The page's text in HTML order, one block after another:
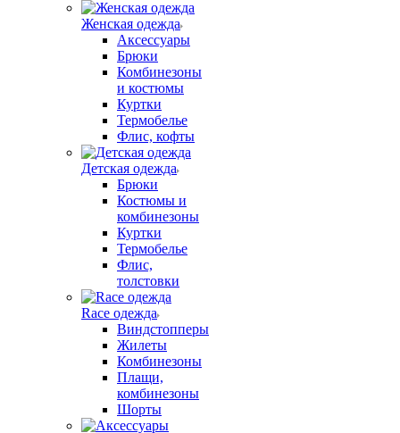
Женская одежда
Аксессуары
Брюки
Комбинезоны
и костюмы
Куртки
Термобелье
Флис, кофты
Детская одежда
Брюки
Костюмы и
комбинезоны
Куртки
Термобелье
Флис,
толстовки
Race одежда
Виндстопперы
Жилеты
Комбинезоны
Плащи,
комбинезоны
Шорты